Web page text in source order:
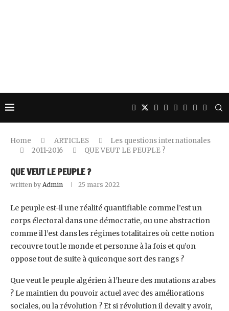
Home ARTICLES
Les questions internationales
2011-2016
QUE VEUT LE PEUPLE ?
QUE VEUT LE PEUPLE ?
written by Admin 25 mars 2022
Le peuple est-il une réalité quantifiable comme l’est un
corps électoral dans une démocratie, ou une abstraction
comme il l’est dans les régimes totalitaires où cette notion
recouvre tout le monde et personne à la fois et qu’on
oppose tout de suite à quiconque sort des rangs ?
Que veut le peuple algérien à l’heure des mutations arabes
? Le maintien du pouvoir actuel avec des améliorations
sociales, ou la révolution ? Et si révolution il devait y avoir,